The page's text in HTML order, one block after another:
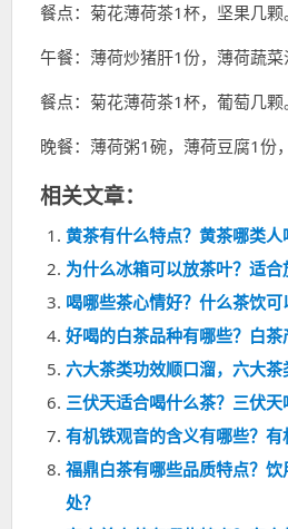
餐点：菊花薄荷茶1杯，坚果几颗
午餐：薄荷炒猪肝1份，薄荷蔬菜
餐点：菊花薄荷茶1杯，葡萄几颗
晚餐：薄荷粥1碗，薄荷豆腐1份
相关文章：
黄茶有什么特点？黄茶哪类人
为什么冰箱可以放茶叶？适合
喝哪些茶心情好？什么茶饮可
好喝的白茶品种有哪些？白茶
六大茶类功效顺口溜，六大茶
三伏天适合喝什么茶？三伏天
有机铁观音的含义有哪些？有
福鼎白茶有哪些品质特点？
处？